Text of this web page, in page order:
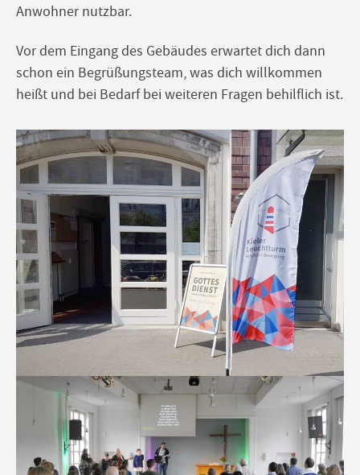
Anwohner nutzbar.
Vor dem Eingang des Gebäudes erwartet dich dann
schon ein Begrüßungsteam, was dich willkommen
heißt und bei Bedarf bei weiteren Fragen behilflich ist.